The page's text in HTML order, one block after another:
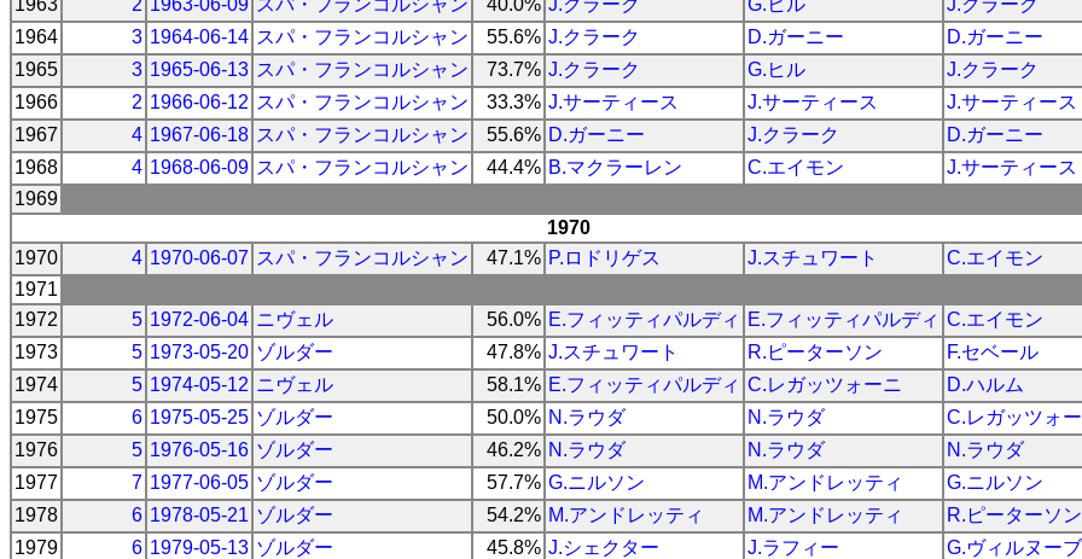
1964
3 1964-06-14 スパ・フランコルシャン 55.6% J.クラーク D.ガーニー
D.ガーニー
1965
3 1965-06-13 スパ・フランコルシャン 73.7% J.クラーク G.ヒル
J.クラーク
1966
2 1966-06-12 スパ・フランコルシャン 33.3% J.サーティース J.サーティース
J.サーティース
1967
4 1967-06-18 スパ・フランコルシャン 55.6% D.ガーニー J.クラーク
D.ガーニー
1968
4 1968-06-09 スパ・フランコルシャン 44.4% B.マクラーレン C.エイモン
J.サーティース
1969
1970
1970
4 1970-06-07 スパ・フランコルシャン 47.1% P.ロドリゲス J.スチュワート
C.エイモン
1971
1972
5 1972-06-04 ニヴェル 56.0% E.フィッティパルディ E.フィッティパルディ C.エイモン
1973
5 1973-05-20 ゾルダー 47.8% J.スチュワート R.ピーターソン
F.セベール
1974
5 1974-05-12 ニヴェル 58.1% E.フィッティパルディ C.レガッツォーニ
D.ハルム
1975
6 1975-05-25 ゾルダー 50.0% N.ラウダ N.ラウダ
C.レガッツォ
1976
5 1976-05-16 ゾルダー 46.2% N.ラウダ N.ラウダ
N.ラウダ
1977
7 1977-06-05 ゾルダー 57.7% G.ニルソン M.アンドレッティ
G.ニルソン
1978
6 1978-05-21 ゾルダー 54.2% M.アンドレッティ M.アンドレッティ
R.ピーターソン
1979
6 1979-05-13 ゾルダー 45.8% J.シェクター J.ラフィー
G.ヴィルヌーブ